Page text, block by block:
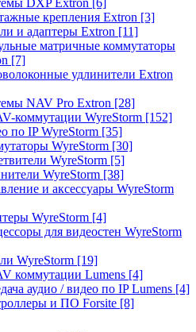
DXP Extron [6]
крепления Extron [3]
и адаптеры Extron [11]
матричные коммутаторы
[7]
удлинители Extron
NAV Pro Extron [28]
коммутации WyreStorm [152]
по IP WyreStorm [35]
WyreStorm [30]
WyreStorm [5]
WyreStorm [38]
и аксессуары WyreStorm
WyreStorm [4]
для видеостен WyreStorm
WyreStorm [19]
коммутации Lumens [4]
аудио / видео по IP Lumens [4]
и ПО Forsite [8]